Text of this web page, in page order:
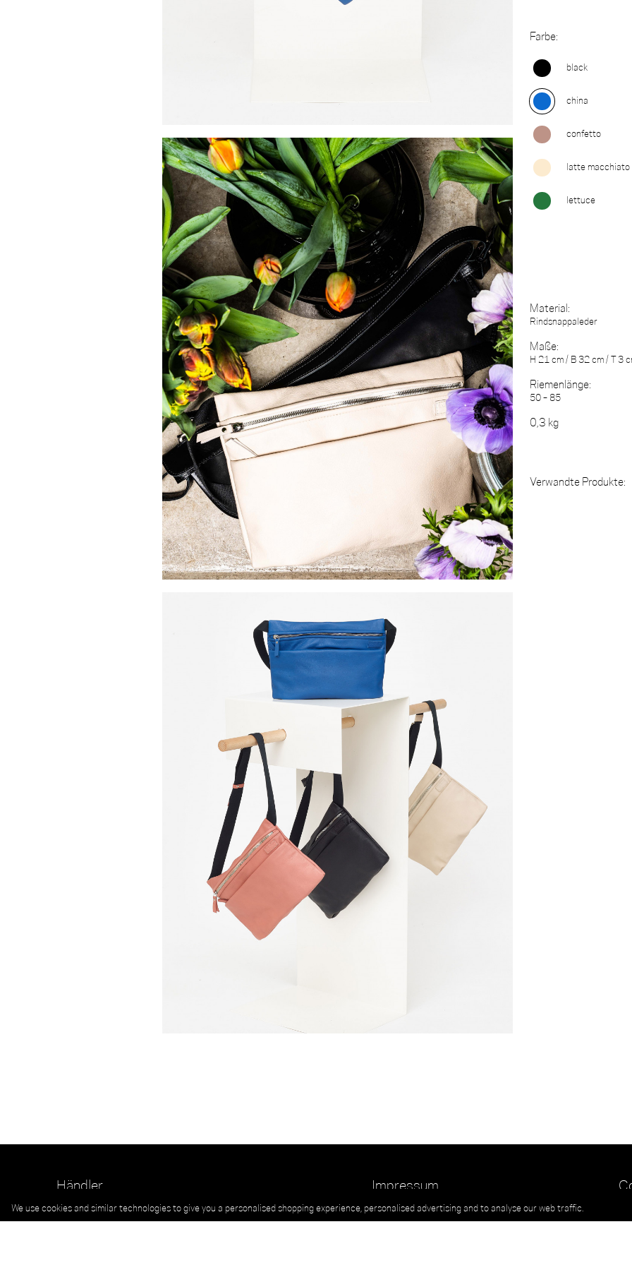
Farbe:
black
china
confetto
latte macchiato
lettuce
Material:
Rindsnappaleder
Maße:
H 21 cm / B 32 cm / T 3
Riemenlänge:
50 – 85
0,3 kg
Verwandte Produkte:
Händler
Versand & Rücksendung
AGB
Impressum
Datenschutz
Jobs
We use cookies and similar technologies to give you a personalised shopping experience, personalised advertising and to analyse our web traffic.